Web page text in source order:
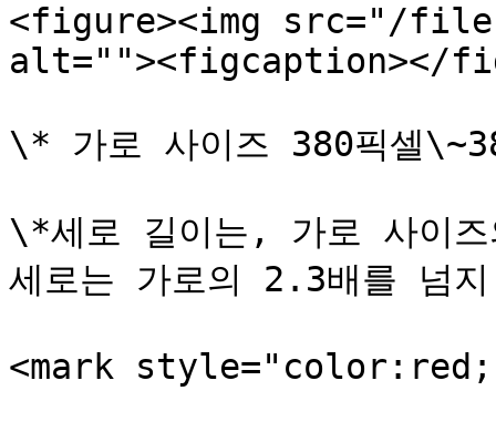
<figure><img src="/
alt=""><figcaption></
\* 가로 사이즈 380픽셀
\*세로 길이는, 가로 사이
세로는 가로의 2.3배를 넘
<mark